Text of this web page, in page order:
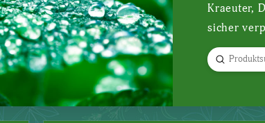
Kraeuter,
sicher
Search
Submit